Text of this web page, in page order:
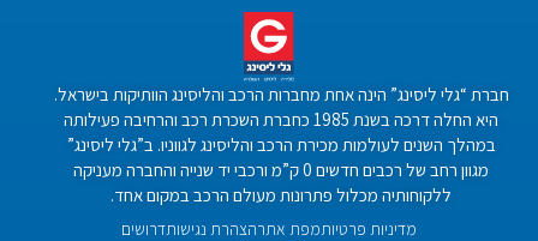
חברת “גלי ליסינג” הינה אחת מחברות הרכב והליסינג הוותיקות בישראל.
היא החלה דרכה בשנת 1985 כחברת השכרת רכב והרחיבה פעילותה
במהלך השנים לעולמות מכירת הרכב והליסינג לגווניו. ב”גלי ליסינג”
מגוון רחב של רכבים חדשים 0 ק”מ ורכבי יד שנייה והחברה מעניקה
ללקוחותיה מכלול פתרונות מעולם הרכב במקום אחד.
מדיניות פרטיותמפת אתרהצהרת נגישותדרושים